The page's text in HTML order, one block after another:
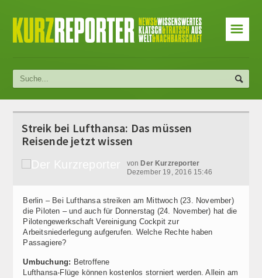
☰
Streik bei Lufthansa: Das müssen
Reisende jetzt wissen
von Der Kurzreporter
Dezember 19, 2016 15:46
Berlin – Bei Lufthansa streiken am Mittwoch (23. November)
die Piloten – und auch für Donnerstag (24. November) hat die
Pilotengewerkschaft Vereinigung Cockpit zur
Arbeitsniederlegung aufgerufen. Welche Rechte haben
Passagiere?
Umbuchung: Betroffene
Lufthansa-Flüge können kostenlos storniert werden. Allein am